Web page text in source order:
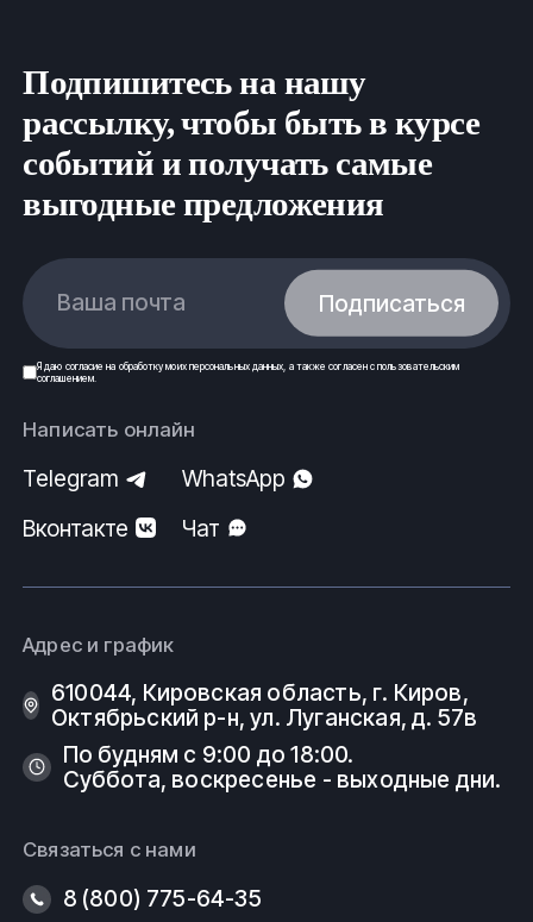
Подпишитесь на нашу
рассылку, чтобы быть в курсе
событий и получать самые
выгодные предложения
Ваша почта Подписаться
Я даю согласие на обработку моих персональных данных , а также согласен спользовательским
соглашением.
Написать онлайн
Telegram
WhatsApp
Вконтакте
Чат
Адрес и график
610044, Кировская область, г. Киров, ​
Октябрьский р-н, ​ул. Луганская, д. 57в
По будням с 9:00 до 18:00.
Суббота, воскресенье - выходные дни.
Связаться с нами
8 (800) 775-64-35